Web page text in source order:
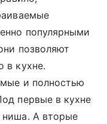
популярными
позволяют
в кухне.
и полностью
первые в кухне
ниша. А вторые